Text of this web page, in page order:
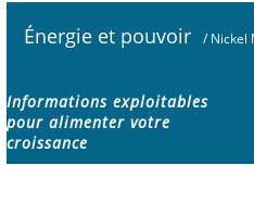
Énergie et pouvoir / Nickel
Informations exploitables
pour alimenter votre
croissance